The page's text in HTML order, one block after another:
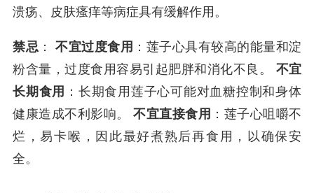
溃疡、皮肤瘙痒等病症具有缓解作用。
禁忌 ： 不宜过度食用 ：莲子心具有较高的能量和淀
粉含量，过度食用容易引起肥胖和消化不良。 不宜
长期食用 ：长期食用莲子心可能对血糖控制和身体
健康造成不利影响。 不宜直接食用 ：莲子心咀嚼不
烂，易卡喉，因此最好煮熟后再食用，以确保安
全。